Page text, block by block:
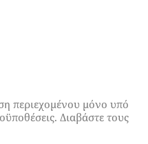
περιεχομένου μόνο υπό
Διαβάστε τους